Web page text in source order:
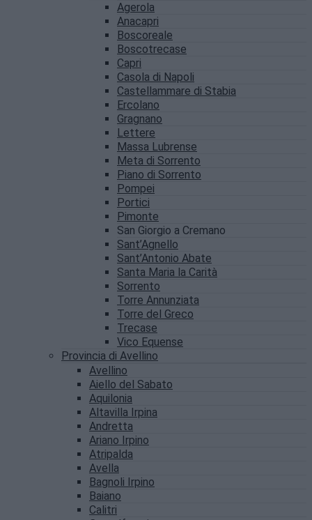
Agerola
Anacapri
Boscoreale
Boscotrecase
Capri
Casola di Napoli
Castellammare di Stabia
Ercolano
Gragnano
Lettere
Massa Lubrense
Meta di Sorrento
Piano di Sorrento
Pompei
Portici
Pimonte
San Giorgio a Cremano
Sant’Agnello
Sant’Antonio Abate
Santa Maria la Carità
Sorrento
Torre Annunziata
Torre del Greco
Trecase
Vico Equense
Provincia di Avellino
Avellino
Aiello del Sabato
Aquilonia
Altavilla Irpina
Andretta
Ariano Irpino
Atripalda
Avella
Bagnoli Irpino
Baiano
Calitri